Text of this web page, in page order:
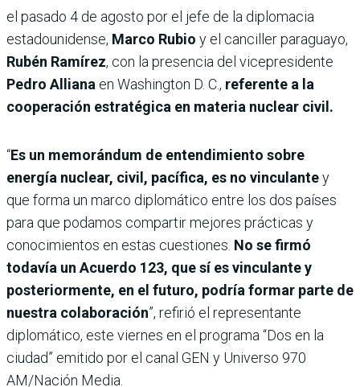
el pasado 4 de agosto por el jefe de la diplomacia
estadounidense, Marco Rubio y el canciller paraguayo,
Rubén Ramírez, con la presencia del vicepresidente
Pedro Alliana en Washington D. C., referente a la
cooperación estratégica en materia nuclear civil.
“Es un memorándum de entendimiento sobre
energía nuclear, civil, pacífica, es no vinculantey
que forma un marco diplomático entre los dos países
para que podamos compartir mejores prácticas y
conocimientos en estas cuestiones. No se firmó
todavía un Acuerdo 123, que sí es vinculante y
posteriormente, en el futuro, podría formar parte de
nuestra colaboración”, refirió el representante
diplomático, este viernes en el programa “Dos en la
ciudad” emitido por el canal GEN y Universo 970
AM/Nación Media.